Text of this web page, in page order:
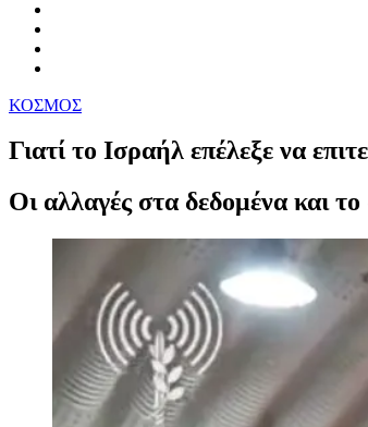
ΚΟΣΜΟΣ
Γιατί το Ισραήλ επέλεξε να
Οι αλλαγές στα δεδομένα και